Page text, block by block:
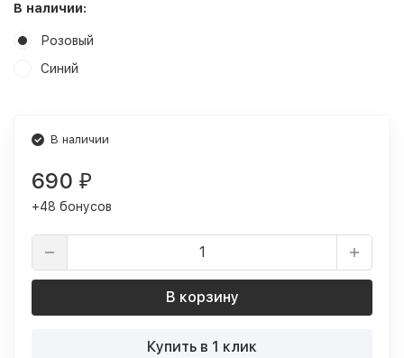
В наличии:
Розовый
Синий
В наличии
690 ₽
+48 бонусов
В корзину
Купить в 1 клик